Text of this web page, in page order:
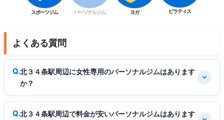
スポーツジム パーソナルジム ヨガ ピラティス
よくある質問
北３４条駅周辺に女性専用のパーソナルジムはあります
か？
北３４条駅周辺で料金が安いパーソナルジムはあります